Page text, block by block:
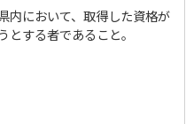
内において、取得した資格が
とする者であること。